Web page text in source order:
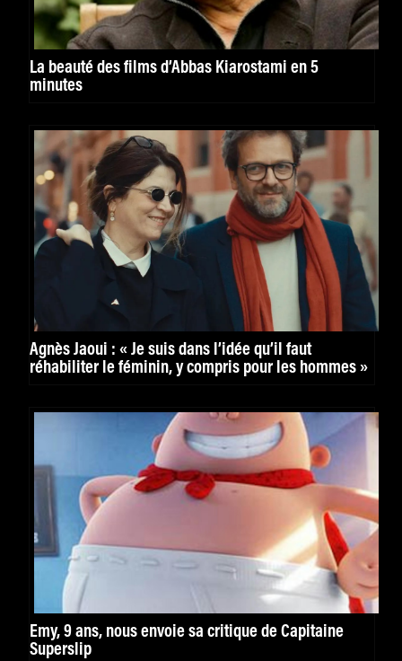
La beauté des films d’Abbas Kiarostami en 5
minutes
Agnès Jaoui : « Je suis dans l’idée qu’il faut
réhabiliter le féminin, y compris pour les hommes »
Emy, 9 ans, nous envoie sa critique de Capitaine
Superslip